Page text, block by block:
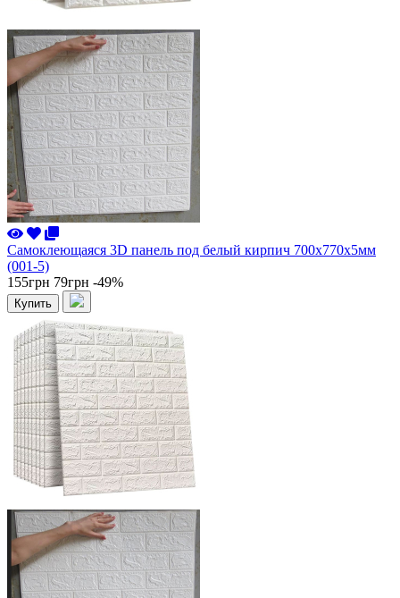
Самоклеющаяся 3D панель под белый кирпич 700x770x5мм
(001-5)
155грн 79грн -49%
Купить